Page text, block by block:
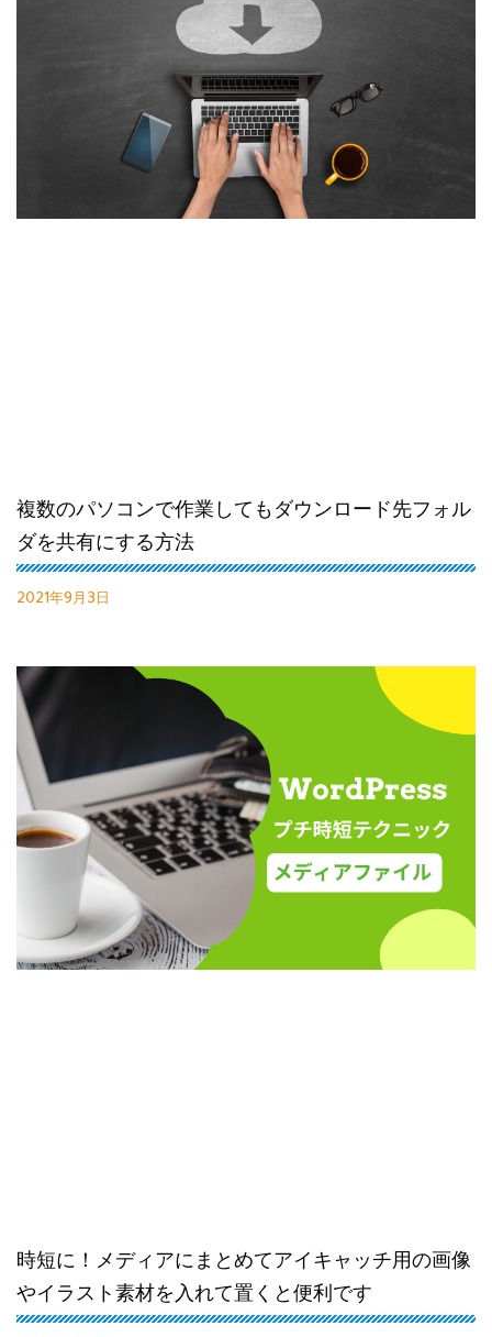
複数のパソコンで作業してもダウンロード先フォル
ダを共有にする方法
2021年9月3日
時短に！メディアにまとめてアイキャッチ用の画像
やイラスト素材を入れて置くと便利です